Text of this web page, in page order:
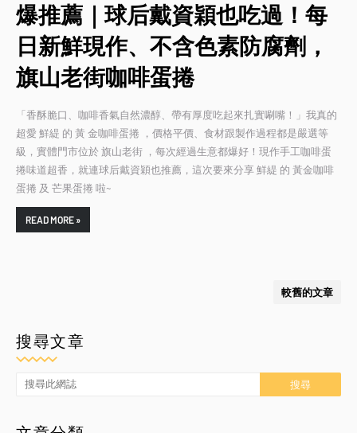
爆推薦｜球后戴資穎也吃過！每
日新鮮現作、不含色素防腐劑，
旗山老街咖啡蛋捲
「香酥脆口、咖啡香氣自然濃醇、帶有厚度吃起來扎實唰嘴！」我真的
超愛 鮮緹 的 黃 金咖啡蛋捲 ，價格平價、食材跟製作過程都是嚴選等
級，實體門市位於 旗山老街 ，每次經過生意都爆好！現作手工咖啡蛋
捲味道超香，就連球后戴資穎也推薦，這次要來分享 鮮緹 的 黃金咖啡
蛋捲 及 芒果蛋捲 啦~
READ MORE »
較舊的文章
搜尋文章